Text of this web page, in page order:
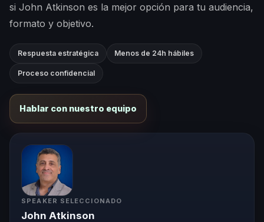
si John Atkinson es la mejor opción para tu audiencia,
formato y objetivo.
Respuesta estratégica Menos de 24h hábiles
Proceso confidencial
Hablar con nuestro equipo
SPEAKER SELECCIONADO
John Atkinson